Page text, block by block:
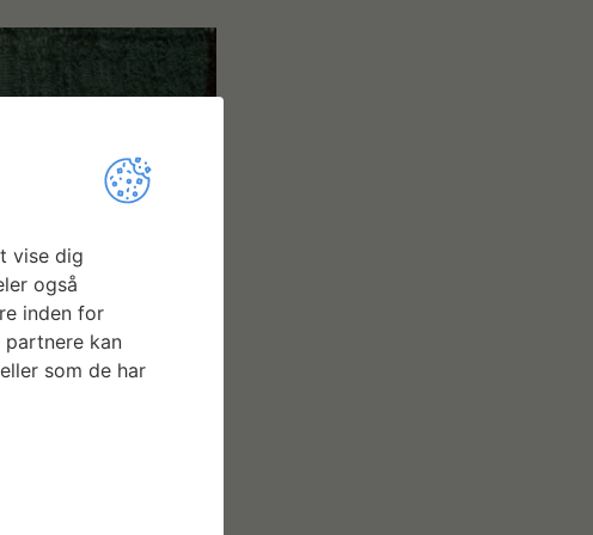
vise dig
også
inden for
partnere kan
som de har